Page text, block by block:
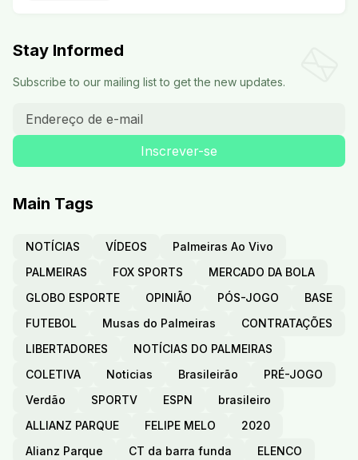
Stay Informed
Subscribe to our mailing list to get the new updates.
Main Tags
NOTÍCIAS VÍDEOS
Palmeiras Ao Vivo
PALMEIRAS
FOX SPORTS
MERCADO DA BOLA
GLOBO ESPORTE
OPINIÃO PÓS-JOGO
BASE
FUTEBOL
Musas do Palmeiras
CONTRATAÇÕES
LIBERTADORES
NOTÍCIAS DO PALMEIRAS
COLETIVA
Noticias Brasileirão
PRÉ-JOGO
Verdão
SPORTV ESPN
brasileiro
ALLIANZ PARQUE
FELIPE MELO
2020
Alianz Parque
CT da barra funda
ELENCO